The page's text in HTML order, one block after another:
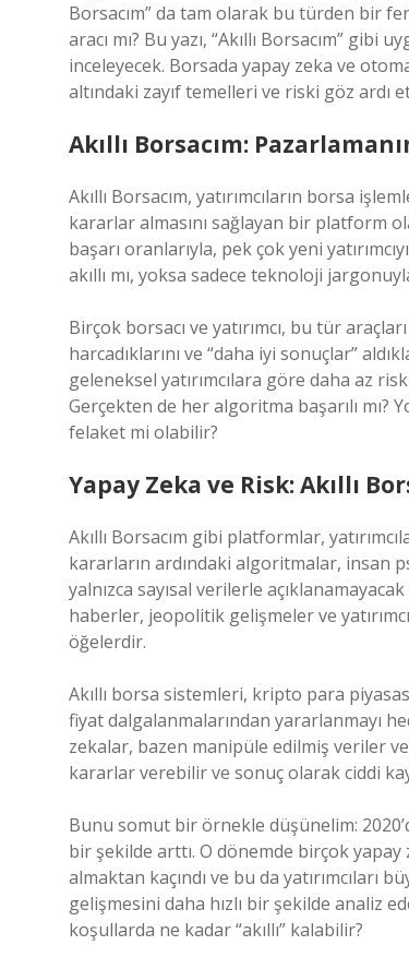
Borsacım” da tam olarak bu türden bir
aracı mı? Bu yazı, “Akıllı Borsacım”
inceleyecek. Borsada yapay zeka ve
altındaki zayıf temelleri ve riski göz ardı
Akıllı Borsacım:
Akıllı Borsacım, yatırımcıların borsa
kararlar almasını sağlayan bir platform
başarı oranlarıyla, pek çok yeni
akıllı mı, yoksa sadece teknoloji
Birçok borsacı ve yatırımcı, bu tür
harcadıklarını ve “daha iyi sonuçlar”
geleneksel yatırımcılara göre daha az
Gerçekten de her algoritma başarılı mı?
felaket mi olabilir?
Yapay Zeka ve Risk: Akıllı
Akıllı Borsacım gibi platformlar,
kararların ardındaki algoritmalar, insan
yalnızca sayısal verilerle
haberler, jeopolitik gelişmeler ve
öğelerdir.
Akıllı borsa sistemleri, kripto para
fiyat dalgalanmalarından yararlanmayı
zekalar, bazen manipüle edilmiş veriler
kararlar verebilir ve sonuç olarak ciddi
Bunu somut bir örnekle düşünelim:
bir şekilde arttı. O dönemde birçok
almaktan kaçındı ve bu da yatırımcıları
gelişmesini daha hızlı bir şekilde analiz
koşullarda ne kadar “akıllı” kalabilir?